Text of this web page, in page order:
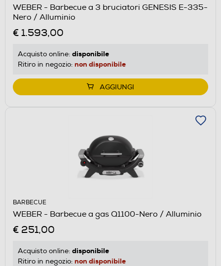
WEBER - Barbecue a 3 bruciatori GENESIS E-335-
Nero / Alluminio
€ 1.593,00
Acquisto online: disponibile
Ritiro in negozio: non disponibile
AGGIUNGI
BARBECUE
WEBER - Barbecue a gas Q1100-Nero / Alluminio
€ 251,00
Acquisto online: disponibile
Ritiro in negozio: non disponibile